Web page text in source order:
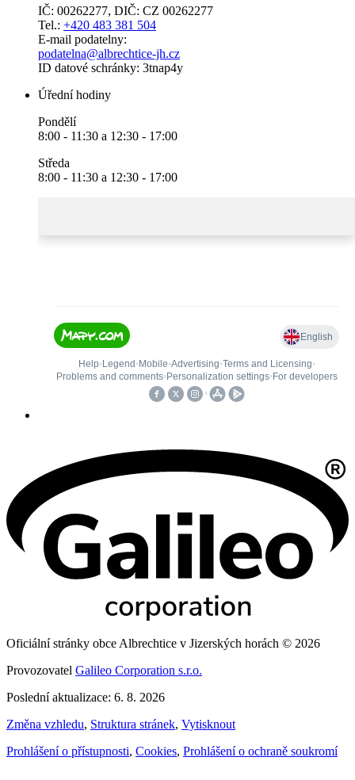
IČ: 00262277, DIČ: CZ 00262277
Tel.: +420 483 381 504
E-mail podatelny:
podatelna@albrechtice-jh.cz
ID datové schránky: 3tnap4y
Úřední hodiny
Pondělí
8:00 - 11:30 a 12:30 - 17:00
Středa
8:00 - 11:30 a 12:30 - 17:00
Oficiální stránky obce Albrechtice v Jizerských horách © 2026
Provozovatel Galileo Corporation s.r.o.
Poslední aktualizace: 6. 8. 2026
Změna vzhledu, Struktura stránek, Vytisknout
Prohlášení o přístupnosti, Cookies, Prohlášení o ochraně soukromí